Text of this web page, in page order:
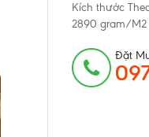
Kích thước
2890 gram/M2
Đặt